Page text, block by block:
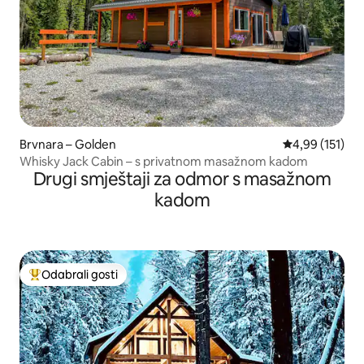
Brvnara – Golden Prosječna
4,99 (151)
Whisky Jack Cabin – s privatnom masažnom kadom
Drugi smještaji za odmor s masažnom
kadom
Među najviše rangiranima s oznakom „Odabrali gosti”
Odabrali gosti